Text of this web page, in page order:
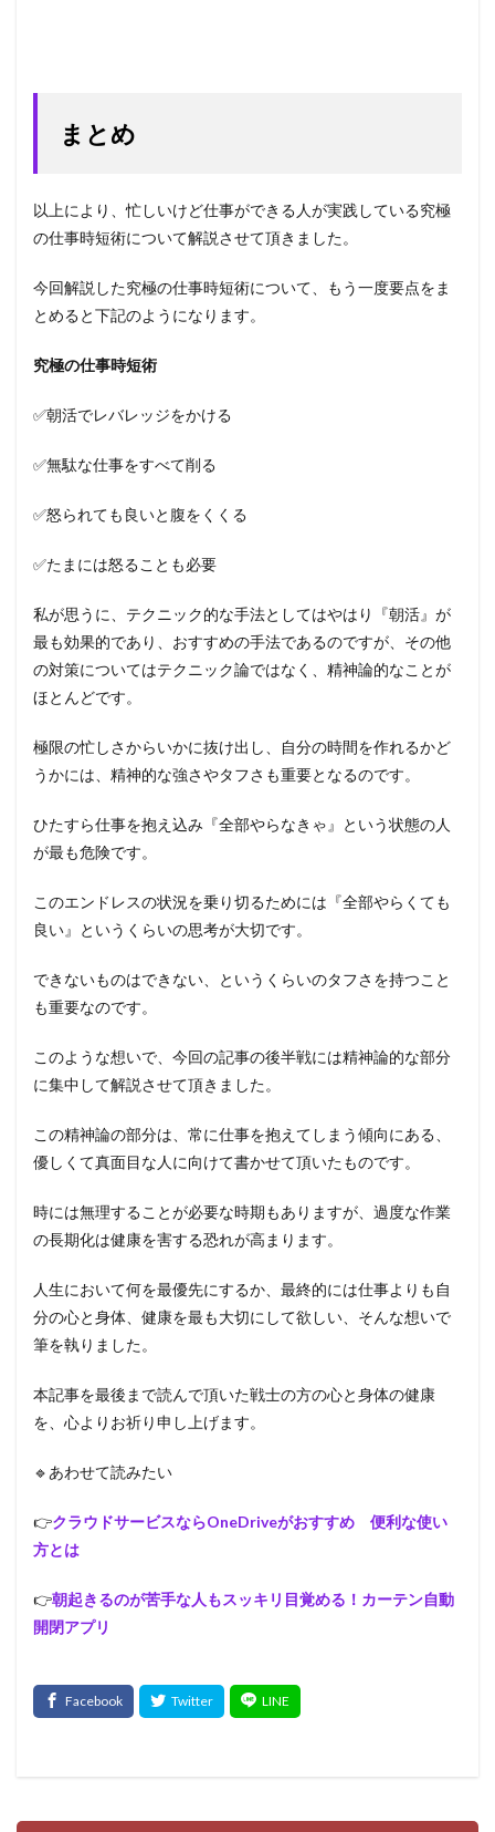
まとめ
以上により、忙しいけど仕事ができる人が実践している究極
の仕事時短術について解説させて頂きました。
今回解説した究極の仕事時短術について、もう一度要点をま
とめると下記のようになります。
究極の仕事時短術
✅朝活でレバレッジをかける
✅無駄な仕事をすべて削る
✅怒られても良いと腹をくくる
✅たまには怒ることも必要
私が思うに、テクニック的な手法としてはやはり『朝活』が
最も効果的であり、おすすめの手法であるのですが、その他
の対策についてはテクニック論ではなく、精神論的なことが
ほとんどです。
極限の忙しさからいかに抜け出し、自分の時間を作れるかど
うかには、精神的な強さやタフさも重要となるのです。
ひたすら仕事を抱え込み『全部やらなきゃ』という状態の人
が最も危険です。
このエンドレスの状況を乗り切るためには『全部やらくても
良い』というくらいの思考が大切です。
できないものはできない、というくらいのタフさを持つこと
も重要なのです。
このような想いで、今回の記事の後半戦には精神論的な部分
に集中して解説させて頂きました。
この精神論の部分は、常に仕事を抱えてしまう傾向にある、
優しくて真面目な人に向けて書かせて頂いたものです。
時には無理することが必要な時期もありますが、過度な作業
の長期化は健康を害する恐れが高まります。
人生において何を最優先にするか、最終的には仕事よりも自
分の心と身体、健康を最も大切にして欲しい、そんな想いで
筆を執りました。
本記事を最後まで読んで頂いた戦士の方の心と身体の健康
を、心よりお祈り申し上げます。
🔹あわせて読みたい
👉クラウドサービスならOneDriveがおすすめ 便利な使い
方とは
👉朝起きるのが苦手な人もスッキリ目覚める！カーテン自動
開閉アプリ